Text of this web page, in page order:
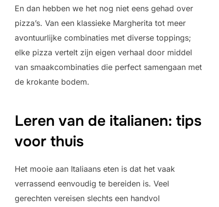
En dan hebben we het nog niet eens gehad over
pizza’s. Van een klassieke Margherita tot meer
avontuurlijke combinaties met diverse toppings;
elke pizza vertelt zijn eigen verhaal door middel
van smaakcombinaties die perfect samengaan met
de krokante bodem.
Leren van de italianen: tips
voor thuis
Het mooie aan Italiaans eten is dat het vaak
verrassend eenvoudig te bereiden is. Veel
gerechten vereisen slechts een handvol